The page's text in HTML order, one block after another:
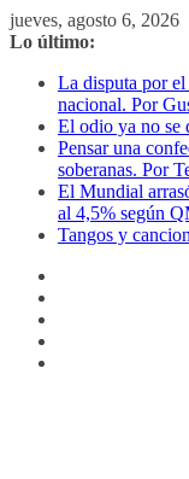
Saltar
al
jueves, agosto 6, 2026
Lo último:
La disputa por
nacional. Por
El odio ya no se
Pensar una
soberanas. Por
El Mundial
al 4,5% según
Tangos y